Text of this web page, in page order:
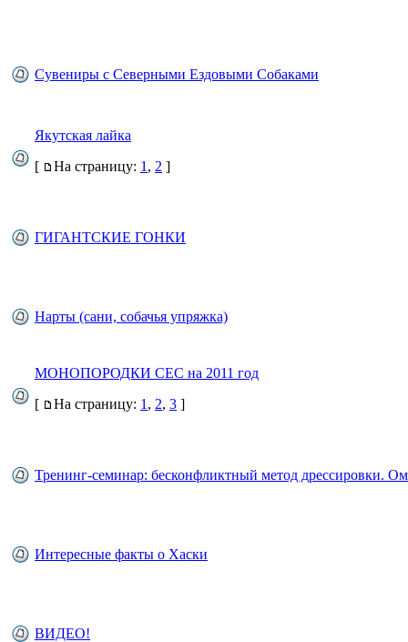
Сувениры с Северными Ездовыми Собаками
Якутская лайка
[
На страницу: 1 , 2 ]
ГИГАНТСКИЕ ГОНКИ
Нарты (сани, собачья упряжка)
МОНОПОРОДКИ СЕС на 2011 год
[
На страницу: 1 , 2, 3 ]
Тренинг-семинар: бесконфликтный метод дрессировки.
Интересные факты о Хаски
ВИДЕО!